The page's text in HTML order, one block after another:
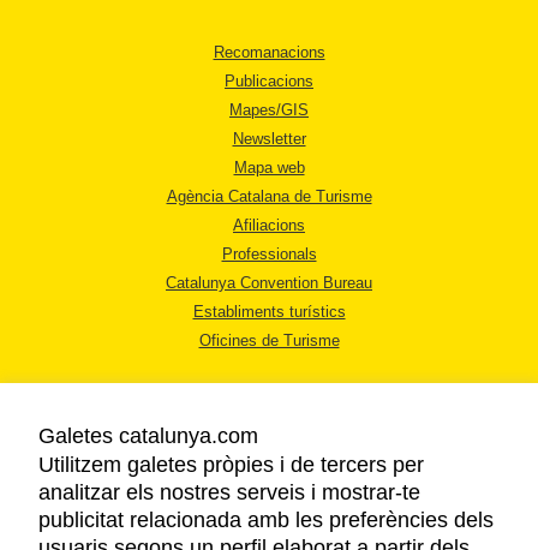
Recomanacions
Publicacions
Mapes/GIS
Newsletter
Mapa web
Agència Catalana de Turisme
Afiliacions
Professionals
Catalunya Convention Bureau
Establiments turístics
Oficines de Turisme
AVÍS LEGAL
POLÍTICA DE PRIVACITAT
Galetes catalunya.com
Utilitzem galetes pròpies i de tercers per
analitzar els nostres serveis i mostrar-te
publicitat relacionada amb les preferències dels